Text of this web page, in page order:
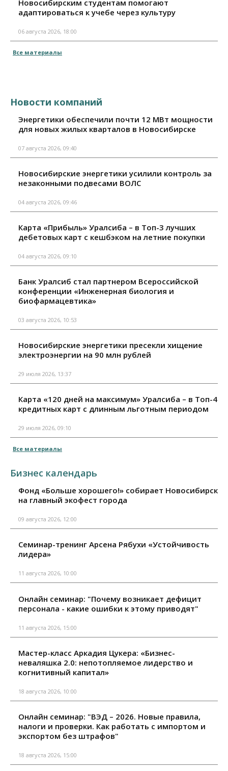
Новосибирским студентам помогают
адаптироваться к учебе через культуру
06 августа 2026, 18:00
Все материалы
Новости компаний
Энергетики обеспечили почти 12 МВт мощности
для новых жилых кварталов в Новосибирске
07 августа 2026, 09:40
Новосибирские энергетики усилили контроль за
незаконными подвесами ВОЛС
04 августа 2026, 09:46
Карта «Прибыль» Уралсиба – в Топ-3 лучших
дебетовых карт с кешбэком на летние покупки
04 августа 2026, 09:10
Банк Уралсиб стал партнером Всероссийской
конференции «Инженерная биология и
биофармацевтика»
03 августа 2026, 10:53
Новосибирские энергетики пресекли хищение
электроэнергии на 90 млн рублей
29 июля 2026, 13:37
Карта «120 дней на максимум» Уралсиба – в Топ-4
кредитных карт с длинным льготным периодом
29 июля 2026, 09:10
Все материалы
Бизнес календарь
Фонд «Больше хорошего!» собирает Новосибирск
на главный экофест города
09 августа 2026, 12:00
Семинар-тренинг Арсена Рябухи «Устойчивость
лидера»
11 августа 2026, 10:00
Онлайн семинар: "Почему возникает дефицит
персонала - какие ошибки к этому приводят"
11 августа 2026, 15:00
Мастер-класс Аркадия Цукера: «Бизнес-
неваляшка 2.0: непотопляемое лидерство и
когнитивный капитал»
18 августа 2026, 10:00
Онлайн семинар: "ВЭД – 2026. Новые правила,
налоги и проверки. Как работать с импортом и
экспортом без штрафов"
18 августа 2026, 15:00